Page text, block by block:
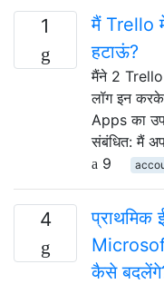
1
मैं Trello
हटाऊं?
मैंने 2 Trello
लॉग इन
Apps का
संबंधित: मैं
9
4
प्राथमिक
कैसे